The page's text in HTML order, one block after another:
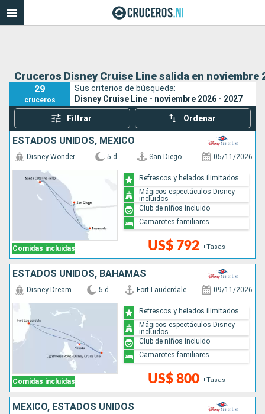
Cruceros Disney Cruise Line salida en noviembre
29
cruceros
Sus criterios de búsqueda:
Disney Cruise Line - noviembre 2026 - 2027
Filtrar Ordenar
ESTADOS UNIDOS, MÉXICO
Comidas incluidas
Disney Wonder 5 d San Diego 05/11/2026
US$ 792 +Tasas
Refrescos y helados ilimitados
Mágicos espectáculos Disney
incluidos
Club de niños incluido
Camarotes familiares
ESTADOS UNIDOS, BAHAMAS
Comidas incluidas
Disney Dream 5 d Fort Lauderdale 09/11/2026
US$ 800 +Tasas
Refrescos y helados ilimitados
Mágicos espectáculos Disney
incluidos
Club de niños incluido
Camarotes familiares
MÉXICO, ESTADOS UNIDOS